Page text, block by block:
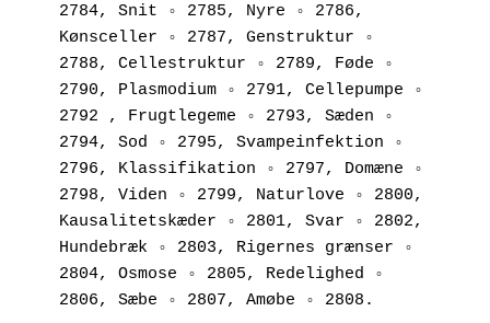
2784, Snit ◦ 2785, Nyre ◦ 2786,
Kønsceller ◦ 2787, Genstruktur ◦
2788, Cellestruktur ◦ 2789, Føde ◦
2790, Plasmodium ◦ 2791, Cellepumpe ◦
2792 , Frugtlegeme ◦ 2793, Sæden ◦
2794, Sod ◦ 2795, Svampeinfektion ◦
2796, Klassifikation ◦ 2797, Domæne ◦
2798, Viden ◦ 2799, Naturlove ◦ 2800,
Kausalitetskæder ◦ 2801, Svar ◦ 2802,
Hundebræk ◦ 2803, Rigernes grænser ◦
2804, Osmose ◦ 2805, Redelighed ◦
2806, Sæbe ◦ 2807, Amøbe ◦ 2808.